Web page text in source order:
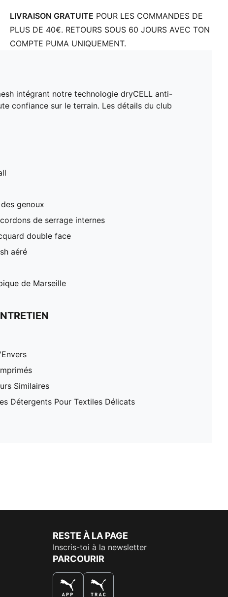
LIVRAISON GRATUITE POUR LES COMMANDES DE
PLUS DE 40€. RETOURS SOUS 60 JOURS AVEC TON
COMPTE PUMA UNIQUEMENT.
intégrant notre technologie dryCELL anti-
confiance sur le terrain. Les détails du club
genoux
de serrage internes
double face
aéré
de Marseille
Similaires
Détergents Pour Textiles Délicats
RESTE À LA PAGE
Inscris-toi à la newsletter
PARCOURIR